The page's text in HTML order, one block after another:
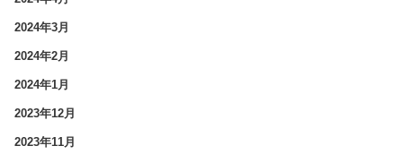
2024年3月
2024年2月
2024年1月
2023年12月
2023年11月